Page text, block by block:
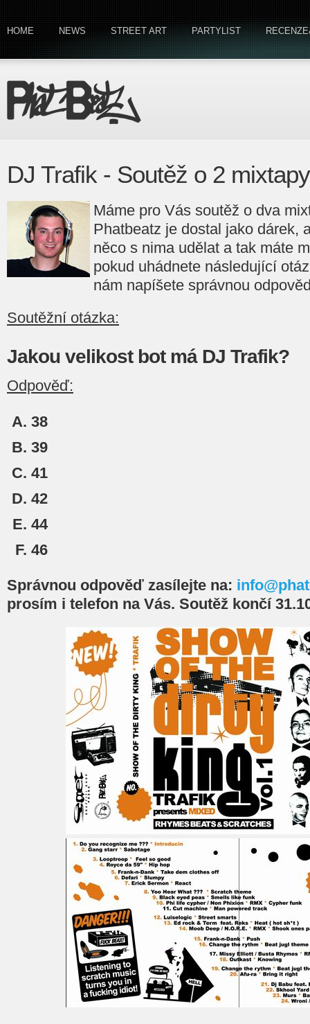
HOME NEWS STREET ART PARTYLIST
DJ Trafik - Soutěž o 2 mixtapy
Máme pro Vás soutěž o dva
Phatbeatz je dostal jako dárek,
něco s nima udělat a tak máte
pokud uhádnete následující
nám napíšete správnou
Soutěžní otázka:
Jakou velikost bot má DJ Trafik?
Odpověď:
38
39
41
42
44
46
Správnou odpověď zasílejte na:
prosím i telefon na Vás. Soutěž končí